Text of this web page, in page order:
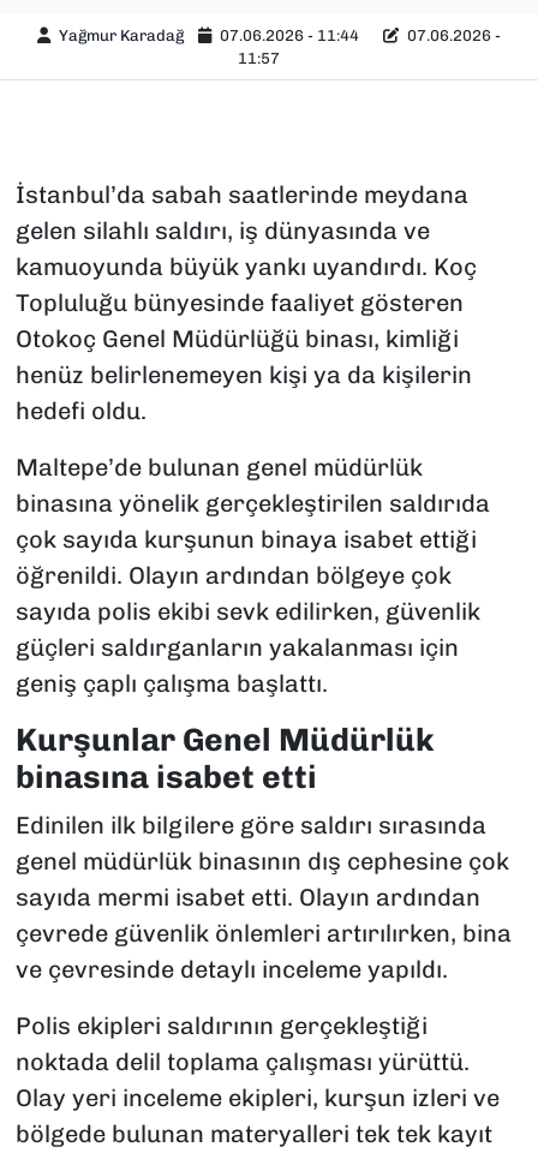
Yağmur Karadağ 07.06.2026 - 11:44
07.06.2026 -
11:57
İstanbul’da sabah saatlerinde meydana
gelen silahlı saldırı, iş dünyasında ve
kamuoyunda büyük yankı uyandırdı. Koç
Topluluğu bünyesinde faaliyet gösteren
Otokoç Genel Müdürlüğü binası, kimliği
henüz belirlenemeyen kişi ya da kişilerin
hedefi oldu.
Maltepe’de bulunan genel müdürlük
binasına yönelik gerçekleştirilen saldırıda
çok sayıda kurşunun binaya isabet ettiği
öğrenildi. Olayın ardından bölgeye çok
sayıda polis ekibi sevk edilirken, güvenlik
güçleri saldırganların yakalanması için
geniş çaplı çalışma başlattı.
Kurşunlar Genel Müdürlük
binasına isabet etti
Edinilen ilk bilgilere göre saldırı sırasında
genel müdürlük binasının dış cephesine çok
sayıda mermi isabet etti. Olayın ardından
çevrede güvenlik önlemleri artırılırken, bina
ve çevresinde detaylı inceleme yapıldı.
Polis ekipleri saldırının gerçekleştiği
noktada delil toplama çalışması yürüttü.
Olay yeri inceleme ekipleri, kurşun izleri ve
bölgede bulunan materyalleri tek tek kayıt